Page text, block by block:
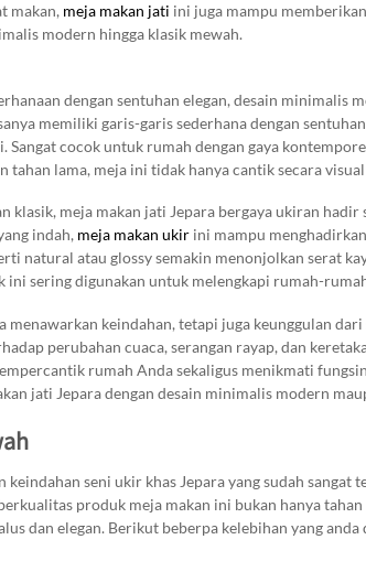
makan, meja makan jati ini juga mampu
modern hingga klasik mewah.
dengan sentuhan elegan, desain minimalis
memiliki garis-garis sederhana dengan
Sangat cocok untuk rumah dengan gaya
tahan lama, meja ini tidak hanya cantik secara
klasik, meja makan jati Jepara bergaya ukiran hadir
indah, meja makan ukir ini mampu
natural atau glossy semakin menonjolkan serat
ini sering digunakan untuk melengkapi rumah-
menawarkan keindahan, tetapi juga keunggulan
perubahan cuaca, serangan rayap, dan
rumah Anda sekaligus menikmati
jati Jepara dengan desain minimalis modern
keindahan seni ukir khas Jepara yang sudah sangat
produk meja makan ini bukan hanya
dan elegan. Berikut beberpa kelebihan yang